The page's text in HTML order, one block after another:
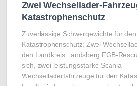
Zwei Wechsellader-
Katastrophenschutz
Zuverlässige Schwergewichte für den
Katastrophenschutz: Zwei
den Landkreis Landsberg FGB-
sich, zwei leistungsstarke Scania
Wechselladerfahrzeuge für den